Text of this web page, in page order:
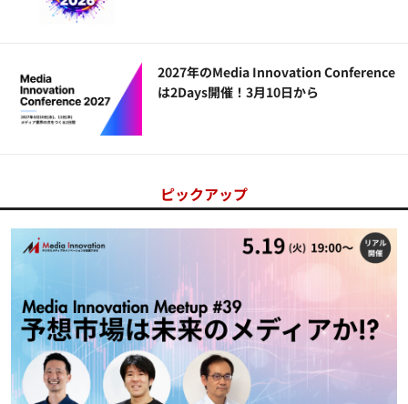
2027年のMedia Innovation Conference
は2Days開催！3月10日から
ピックアップ